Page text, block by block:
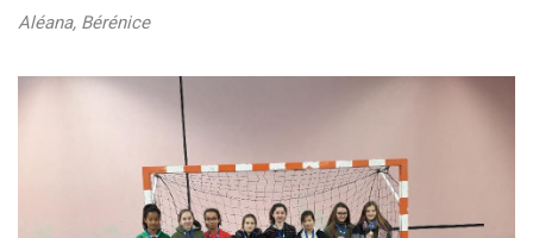
Aléana, Bérénice